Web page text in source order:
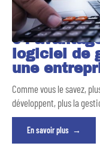
04
logiciel de
une
Comme vous le savez,
développent, plus la
En savoir plus